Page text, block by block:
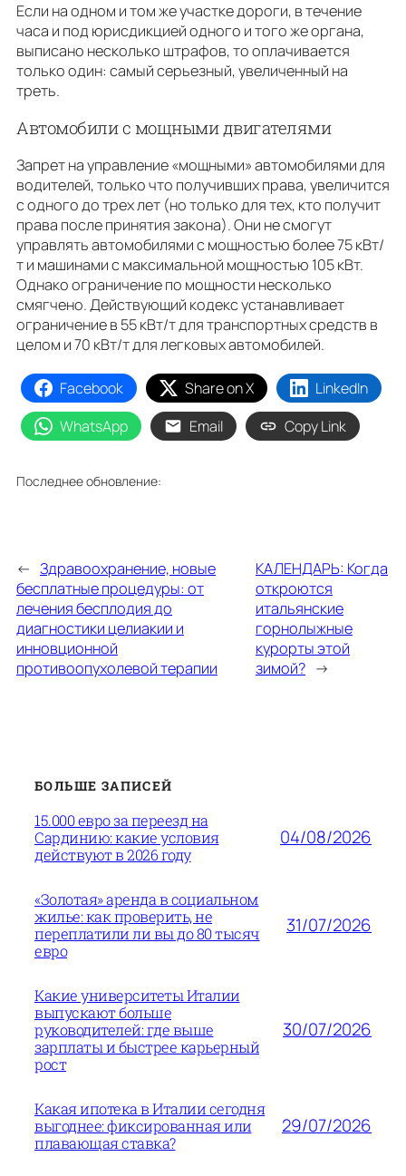
Если на одном и том же участке дороги, в течение
часа и под юрисдикцией одного и того же органа,
выписано несколько штрафов, то оплачивается
только один: самый серьезный, увеличенный на
треть.
Автомобили с мощными двигателями
Запрет на управление «мощными» автомобилями для
водителей, только что получивших права, увеличится
с одного до трех лет (но только для тех, кто получит
права после принятия закона). Они не смогут
управлять автомобилями с мощностью более 75 кВт/
т и машинами с максимальной мощностью 105 кВт.
Однако ограничение по мощности несколько
смягчено. Действующий кодекс устанавливает
ограничение в 55 кВт/т для транспортных средств в
целом и 70 кВт/т для легковых автомобилей.
Facebook Share on X
LinkedIn
WhatsApp
Email Copy Link
Последнее обновление:
← Здравоохранение, новые
бесплатные процедуры: от
лечения бесплодия до
диагностики целиакии и
инновционной
противоопухолевой терапии
КАЛЕНДАРЬ: Когда
откроются
итальянские
горнолыжные
курорты этой
зимой? →
БОЛЬШЕ ЗАПИСЕЙ
15.000 евро за переезд на
Сардинию: какие условия
действуют в 2026 году
04/08/2026
«Золотая» аренда в социальном
жилье: как проверить, не
переплатили ли вы до 80 тысяч
евро
31/07/2026
Какие университеты Италии
выпускают больше
руководителей: где выше
зарплаты и быстрее карьерный
рост
30/07/2026
Какая ипотека в Италии сегодня
выгоднее: фиксированная или
плавающая ставка?
29/07/2026